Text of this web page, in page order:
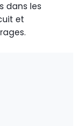
dans les
et